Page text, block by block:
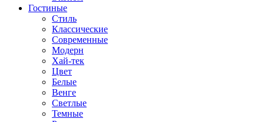
Гостиные
Стиль
Классические
Современные
Модерн
Хай-тек
Цвет
Белые
Венге
Светлые
Темные